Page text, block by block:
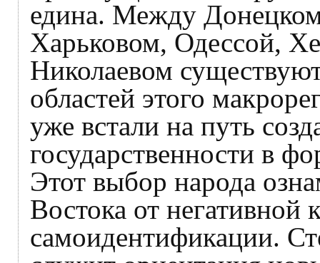
едина. Между
Харьковом, Одессой,
Николаевом
областей этого
уже встали на путь
государственности в
Этот выбор народа
Востока от негативной
самоидентификации.